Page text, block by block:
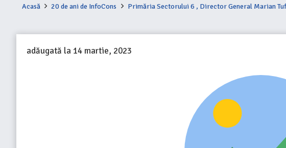
Acasă 20 de ani de InfoCons Primăria Sectorului 6 , Director General Marian
adăugată la 14 martie, 2023